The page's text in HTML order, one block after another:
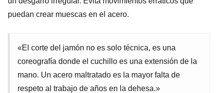
puedan crear muescas en el acero.
«El corte del jamón no es solo técnica, es una
coreografía donde el cuchillo es una extensión de la
mano. Un acero maltratado es la mayor falta de
respeto al trabajo de años en la dehesa.»